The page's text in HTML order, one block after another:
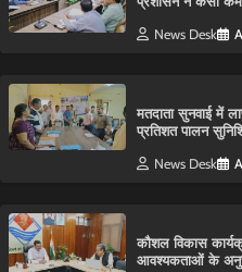
News Desk
मतदाता सुनवाई में
प्रतिशत पालन
News Desk
कौशल विकास
आवश्यकताओं के